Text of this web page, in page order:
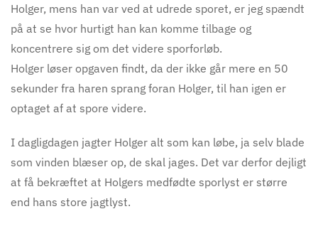
Holger, mens han var ved at udrede sporet, er jeg spændt
på at se hvor hurtigt han kan komme tilbage og
koncentrere sig om det videre sporforløb.
Holger løser opgaven findt, da der ikke går mere en 50
sekunder fra haren sprang foran Holger, til han igen er
optaget af at spore videre.
I dagligdagen jagter Holger alt som kan løbe, ja selv blade
som vinden blæser op, de skal jages. Det var derfor dejligt
at få bekræftet at Holgers medfødte sporlyst er større
end hans store jagtlyst.